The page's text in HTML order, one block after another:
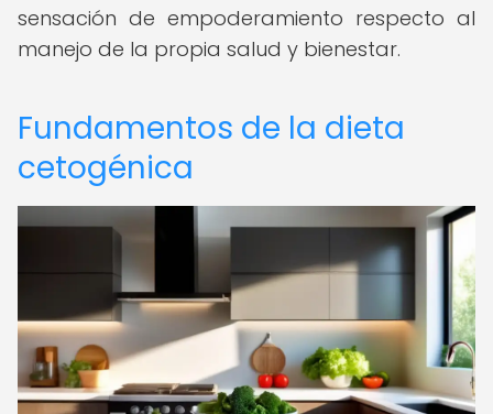
sensación de empoderamiento respecto al
manejo de la propia salud y bienestar.
Fundamentos de la dieta
cetogénica